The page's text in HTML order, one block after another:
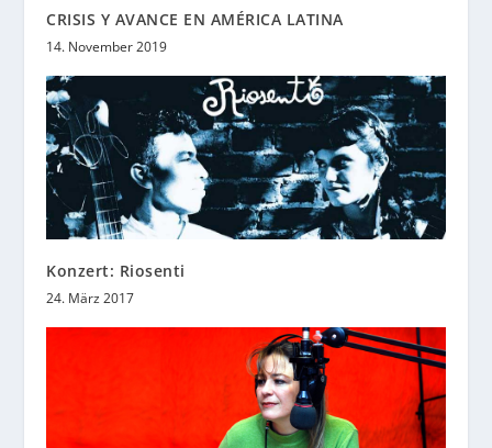
CRISIS Y AVANCE EN AMÉRICA LATINA
14. November 2019
Konzert: Riosenti
24. März 2017